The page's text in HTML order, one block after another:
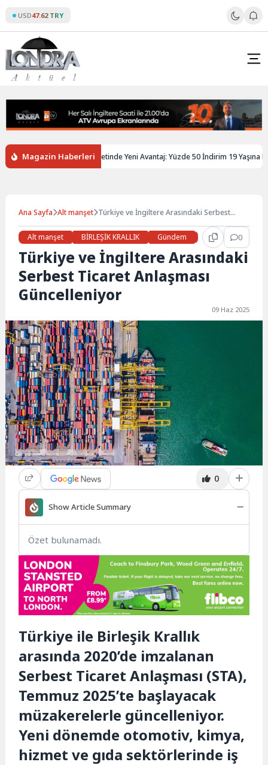
content
USD47.62 TRY
Magazin Haberleri
Gençlere Tren Biletinde Yeni Avantaj: Yüzde 50 İndirim 19 Yaşına Kadar
Ana Sayfa Alt manşet Türkiye ve İngiltere Arasındaki Serbest
Alt manşet
BİRLEŞİK KRALLIK Gündem Haberler 0
Türkiye ve İngiltere Arasındaki
Serbest Ticaret Anlaşması
Güncelleniyor
09 Haz 2025
0
Show Article Summary
Özet bulunamadı.
Türkiye ile Birleşik Krallık
arasında 2020’de imzalanan
Serbest Ticaret Anlaşması (STA),
Temmuz 2025’te başlayacak
müzakerelerle güncelleniyor.
Yeni dönemde otomotiv, kimya,
hizmet ve gıda sektörlerinde iş